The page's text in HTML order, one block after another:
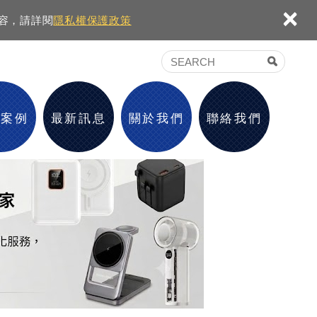
，請詳閱隱私權保護政策 ×
例 最新訊息 關於我們 聯絡我們